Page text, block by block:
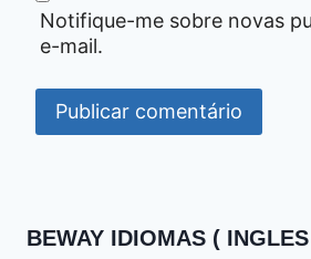
Notifique-me sobre novas
e-mail.
BEWAY IDIOMAS (